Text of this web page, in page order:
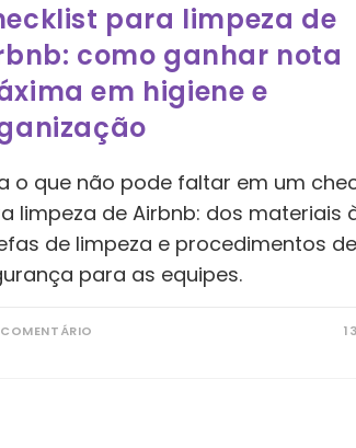
para limpeza de
como ganhar nota
em higiene e
o que não pode faltar em um
limpeza de Airbnb: dos materiais
de limpeza e procedimentos de
para as equipes.